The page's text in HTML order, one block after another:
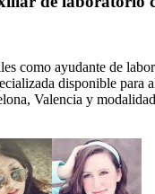
como ayudante de
disponible para
Valencia y